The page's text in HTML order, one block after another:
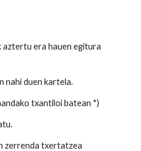
era hauen egitura
nahi duen kartela.
txantiloi batean *)
zerrenda txertatzea